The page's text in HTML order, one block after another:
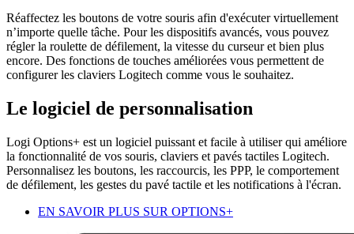
Réaffectez les boutons de votre souris afin d'exécuter virtuellement
n’importe quelle tâche. Pour les dispositifs avancés, vous pouvez
régler la roulette de défilement, la vitesse du curseur et bien plus
encore. Des fonctions de touches améliorées vous permettent de
configurer les claviers Logitech comme vous le souhaitez.
Le logiciel de personnalisation
Logi Options+ est un logiciel puissant et facile à utiliser qui améliore
la fonctionnalité de vos souris, claviers et pavés tactiles Logitech.
Personnalisez les boutons, les raccourcis, les PPP, le comportement
de défilement, les gestes du pavé tactile et les notifications à l'écran.
EN SAVOIR PLUS SUR OPTIONS+